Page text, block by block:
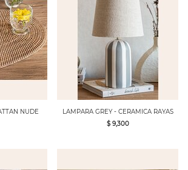
NUDE
LAMPARA GREY - CERAMICA RAYAS
$ 9,300